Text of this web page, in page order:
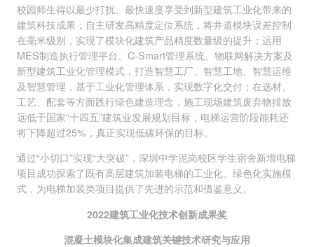
校园师生得以最少打扰、最快速度享受到新型建筑工业化带来的
建筑科技成果；自主研发高精度定位系统，将井道模块误差控制
在毫米级别，实现了模块化建筑产品精度数量级的提升；运用
MES制造执行管理平台、C-Smart管理系统、物联网解决方案及
新型建筑工业化管理模式，打造智慧工厂、智慧工地、智慧运维
及智慧管理，基于工业化管理体系，实现数字化交付；在选材、
工艺、配套等方面践行绿色建造理念，施工现场建筑废弃物排放
远低于国家“十四五”建筑业发展规划目标，电梯运营阶段能耗还
将下降超过25%，真正实现低碳环保的目标。
通过“小切口”实现“大突破”，深圳中学泥岗校区学生宿舍新增电梯
项目成功探索了既有高层建筑加装电梯的工业化、绿色化实施模
式，为电梯加装类项目提供了先进的示范和借鉴意义。
2022建筑工业化技术创新成果奖
混凝土模块化集成建筑关键技术研究与应用